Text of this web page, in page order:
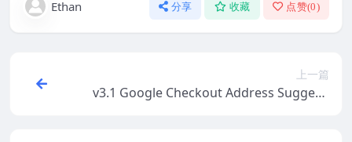
Ethan 分享 收藏 点赞(0)
上一篇
v3.1 Google Checkout Address Suggesti